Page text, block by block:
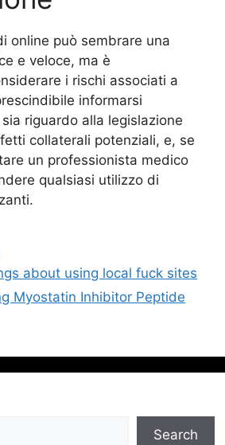
online può sembrare una
e veloce, ma è
i rischi associati a
informarsi
riguardo alla legislazione
collaterali potenziali, e, se
un professionista medico
qualsiasi utilizzo di
about using local fuck sites
Myostatin Inhibitor Peptide
Search